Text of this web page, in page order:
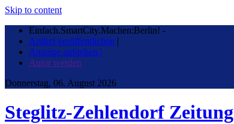
Skip to content
Einfach.SmartCity.Machen:Berlin! -
Artikel veröffentlichen |
Anzeige aufgeben |
Autor werden
Donnerstag, 06. August 2026
Steglitz-Zehlendorf Zeitung